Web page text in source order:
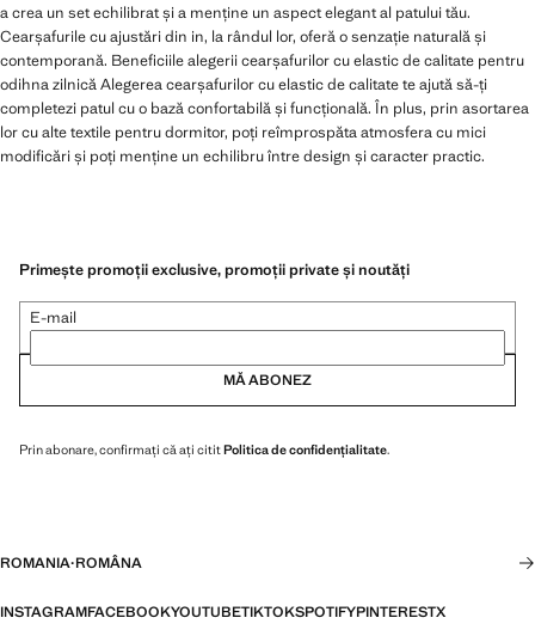
a crea un set echilibrat și a menține un aspect elegant al patului tău.
Cearșafurile cu ajustări din in, la rândul lor, oferă o senzație naturală și
contemporană. Beneficiile alegerii cearșafurilor cu elastic de calitate pentru
odihna zilnică Alegerea cearșafurilor cu elastic de calitate te ajută să-ți
completezi patul cu o bază confortabilă și funcțională. În plus, prin asortarea
lor cu alte textile pentru dormitor, poți reîmprospăta atmosfera cu mici
modificări și poți menține un echilibru între design și caracter practic.
Primește promoții exclusive, promoții private și noutăți
E-mail
MĂ ABONEZ
Prin abonare, confirmați că ați cititPolitica de confidențialitate.
ROMANIA·ROMÂNA
INSTAGRAMFACEBOOKYOUTUBETIKTOKSPOTIFYPINTERESTX